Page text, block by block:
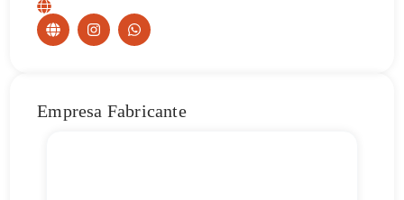
Empresa Fabricante